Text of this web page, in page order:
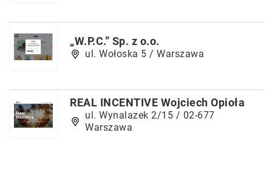
„W.P.C.” Sp. z o.o.
ul. Wołoska 5 / Warszawa
REAL INCENTIVE Wojciech Opioła
ul. Wynalazek 2/15 / 02-677
Warszawa